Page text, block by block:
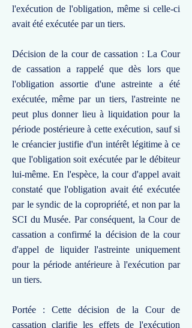
l'exécution de l'obligation, même si celle-ci
avait été exécutée par un tiers.
Décision de la cour de cassation : La Cour
de cassation a rappelé que dès lors que
l'obligation assortie d'une astreinte a été
exécutée, même par un tiers, l'astreinte ne
peut plus donner lieu à liquidation pour la
période postérieure à cette exécution, sauf si
le créancier justifie d'un intérêt légitime à ce
que l'obligation soit exécutée par le débiteur
lui-même. En l'espèce, la cour d'appel avait
constaté que l'obligation avait été exécutée
par le syndic de la copropriété, et non par la
SCI du Musée. Par conséquent, la Cour de
cassation a confirmé la décision de la cour
d'appel de liquider l'astreinte uniquement
pour la période antérieure à l'exécution par
un tiers.
Portée : Cette décision de la Cour de
cassation clarifie les effets de l'exécution